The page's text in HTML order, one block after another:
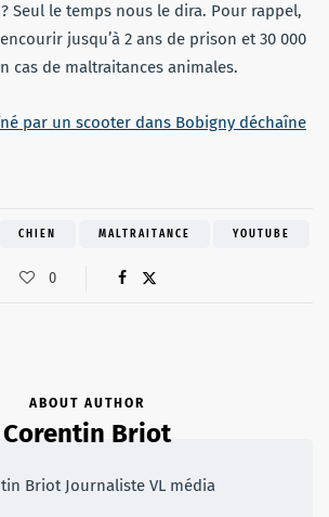
Seul le temps nous le dira. Pour rappel,
jusqu’à 2 ans de prison et 30 000
cas de maltraitances animales.
par un scooter dans Bobigny déchaîne
CHIEN MALTRAITANCE YOUTUBE
0
ABOUT AUTHOR
Corentin Briot
Briot Journaliste VL média